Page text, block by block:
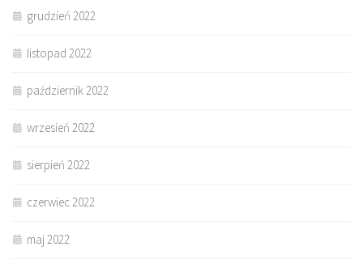
grudzień 2022
listopad 2022
październik 2022
wrzesień 2022
sierpień 2022
czerwiec 2022
maj 2022